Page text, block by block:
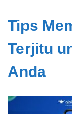
Tips
Terjitu
Anda